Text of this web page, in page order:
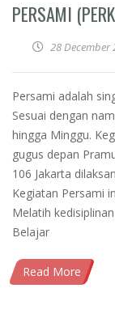
PERSAMI
28 December
Persami adalah
Sesuai dengan
hingga Minggu.
gugus depan
106 Jakarta
Kegiatan Persami
Melatih
Belajar
Read More